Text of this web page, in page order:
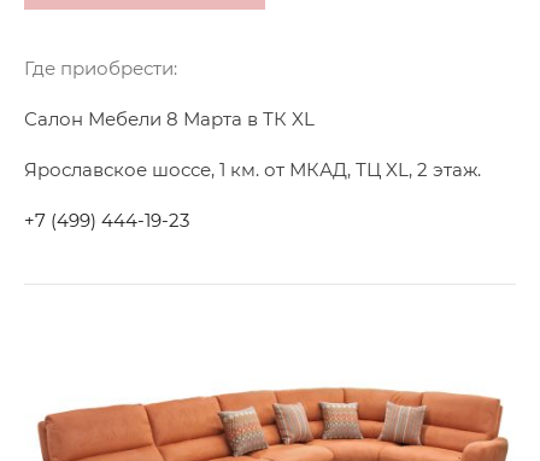
Где приобрести:
Салон Мебели 8 Марта в ТК XL
Ярославское шоссе, 1 км. от МКАД, ТЦ XL, 2 этаж.
+7 (499) 444-19-23